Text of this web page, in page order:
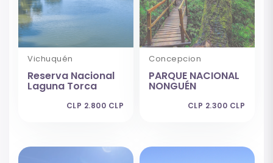
Vichuquén
Reserva Nacional
Laguna Torca
CLP 2.800 CLP
Concepcion
PARQUE NACIONAL
NONGUÉN
CLP 2.300 CLP